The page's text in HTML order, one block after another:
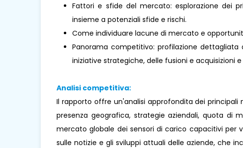
Fattori e sfide del mercato: esplorazione dei
insieme a potenziali sfide e rischi.
Come individuare lacune di mercato e
Panorama competitivo: profilazione
iniziative strategiche, delle fusioni e acquisizioni
Analisi competitiva:
Il rapporto offre un'analisi approfondita dei
presenza geografica, strategie aziendali, quota di
mercato globale dei sensori di carico capacitivi
sulle notizie e gli sviluppi attuali delle aziende, che